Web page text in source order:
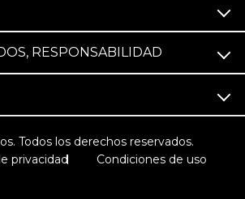
RESPONSABILIDAD
Todos los derechos reservados.
privacidad
Condiciones de uso